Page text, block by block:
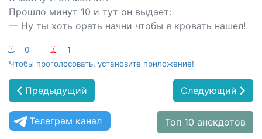
Прошло минут 10 и тут он выдает:
— Ну ты хоть орать начни чтобы я кровать нашел!
:-) 0 :-(
1
Чтобы проголосовать, установите приложение!
Предыдущий Следующий
Телеграм канал Топ 10 анекдотов